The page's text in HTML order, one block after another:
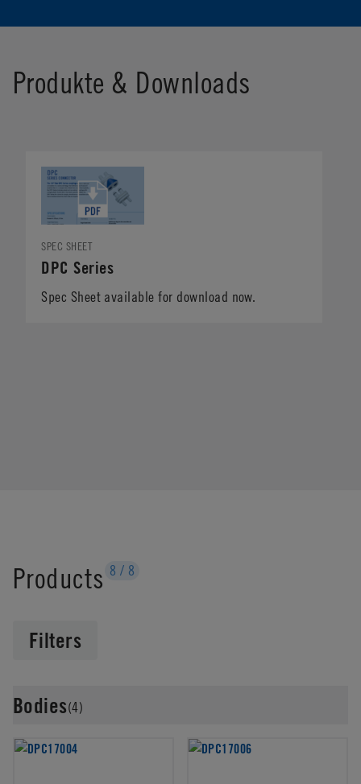
Produkte & Downloads
SPEC SHEET
DPC Series
Spec Sheet available for download now.
Products 8 / 8
Filters
Bodies(4)